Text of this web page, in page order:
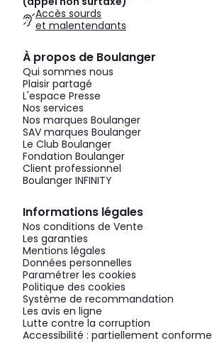
Accès sourds
et malentendants
À propos de Boulanger
Qui sommes nous
Plaisir partagé
L'espace Presse
Nos services
Nos marques Boulanger
SAV marques Boulanger
Le Club Boulanger
Fondation Boulanger
Client professionnel
Boulanger INFINITY
Informations légales
Nos conditions de Vente
Les garanties
Mentions légales
Données personnelles
Paramétrer les cookies
Politique des cookies
Système de recommandation
Les avis en ligne
Lutte contre la corruption
Accessibilité : partiellement conforme